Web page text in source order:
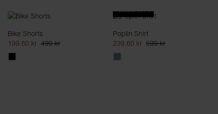
Bike Shorts
199.60 kr 499 kr
REGULAR FIT
Poplin Shirt
239.60 kr 599 kr